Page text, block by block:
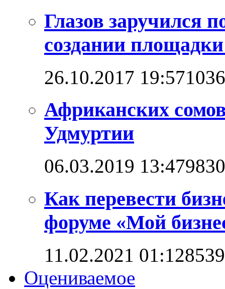
Глазов заручился
создании
26.10.2017 19:57
Африканских
Удмуртии
06.03.2019 13:479830
Как перевести
форуме «Мой
11.02.2021 01:128539
Оцениваемое